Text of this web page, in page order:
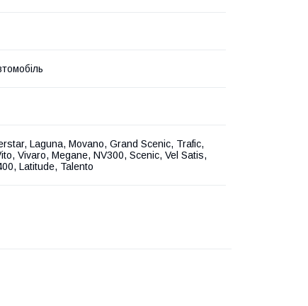
Laguna, Movano, Grand Scenic, Trafic,
Vivaro, Megane, NV300, Scenic, Vel Satis,
Latitude, Talento